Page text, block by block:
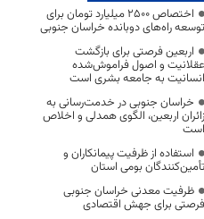
اختصاص 2500 میلیارد تومان برای
توسعه راه‌های دوبانده خراسان جنوبی
اربعین فرصتی برای بازگشت
عقلانیت و اصول فراموش‌شده
انسانیت به جامعه بشری است
خراسان جنوبی در خدمت‌رسانی به
زائران اربعین، الگوی همدلی و اخلاص
است
استفاده از ظرفیت پیمانکاران و
تأمین‌کنندگان بومی استان
ظرفیت معدنی خراسان جنوبی
فرصتی برای جهش اقتصادی